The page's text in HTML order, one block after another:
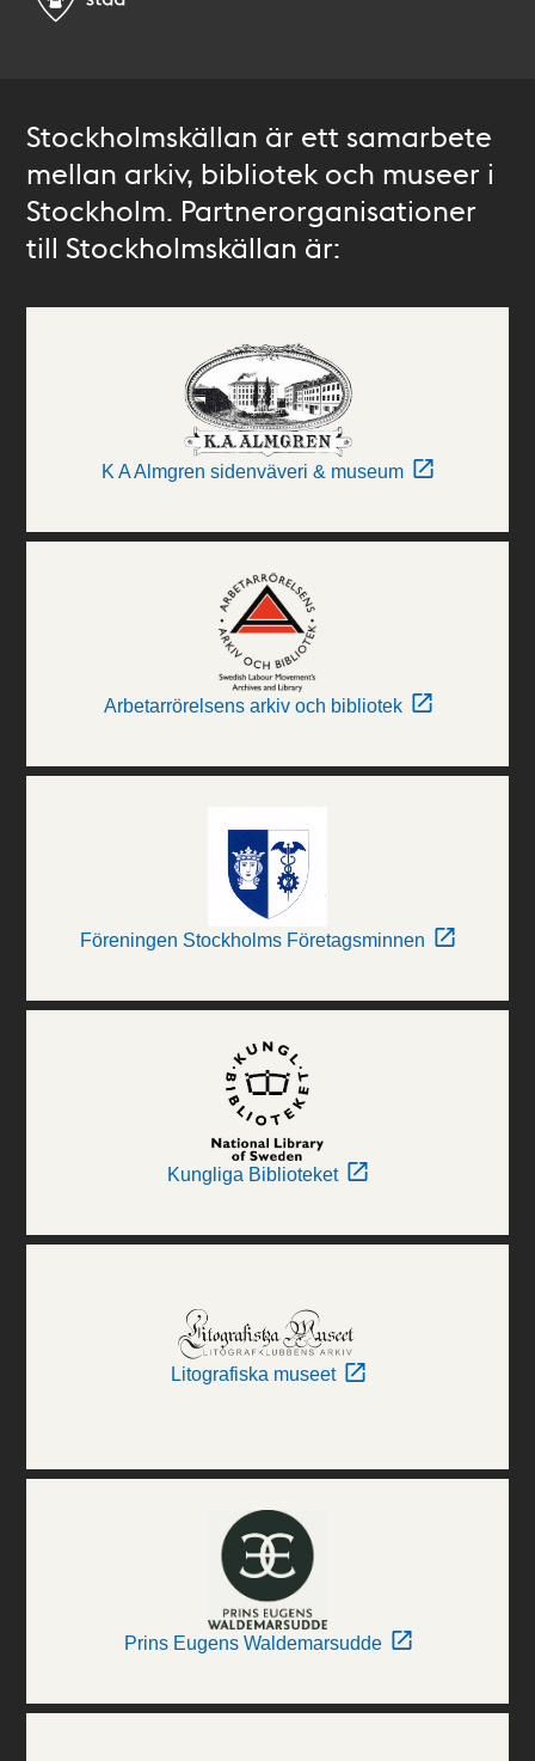
Stockholmskällan är ett samarbete
mellan arkiv, bibliotek och museer i
Stockholm. Partnerorganisationer
till Stockholmskällan är:
K A Almgren sidenväveri & museum
Arbetarrörelsens arkiv och bibliotek
Föreningen Stockholms Företagsminnen
Kungliga Biblioteket
Litografiska museet
Prins Eugens Waldemarsudde